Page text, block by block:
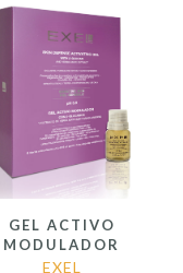
GEL ACTIVO
MODULADOR
EXEL